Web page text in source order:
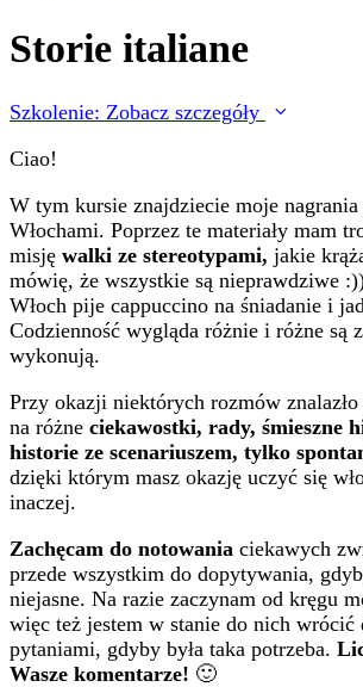
Storie italiane
Szkolenie: Zobacz szczegóły
Ciao!
W tym kursie znajdziecie moje
Włochami. Poprzez te materiały mam
misję walki ze stereotypami, jakie
mówię, że wszystkie są nieprawdziwe
Włoch pije cappuccino na śniadanie i
Codzienność wygląda różnie i różne są
wykonują.
Przy okazji niektórych rozmów
na różne ciekawostki, rady, śmieszne
historie ze scenariuszem, tylko
dzięki którym masz okazję uczyć się
inaczej.
Zachęcam do notowania ciekawych
przede wszystkim do dopytywania,
niejasne. Na razie zaczynam od kręgu
więc też jestem w stanie do nich wrócić
pytaniami, gdyby była taka potrzeba.
Wasze komentarze! 🙂